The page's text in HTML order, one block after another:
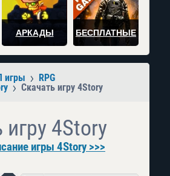
АРКАДЫ БЕСПЛАТНЫЕ
игры
RPG
Скачать игру 4Story
игру 4Story
игры 4Story >>>